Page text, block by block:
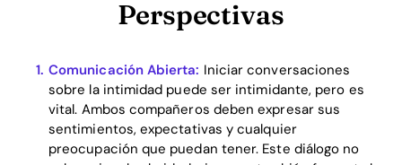
Perspectivas
Comunicación Abierta: Iniciar conversaciones
sobre la intimidad puede ser intimidante, pero es
vital. Ambos compañeros deben expresar sus
sentimientos, expectativas y cualquier
preocupación que puedan tener. Este diálogo no